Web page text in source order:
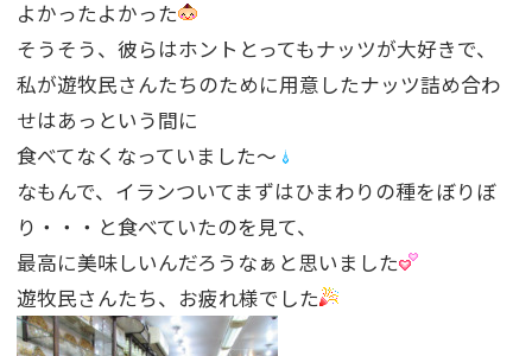
よかったよかった
そうそう、彼らはホントとってもナッツが大好きで、
私が遊牧民さんたちのために用意したナッツ詰め合わ
せはあっという間に
食べてなくなっていました〜
なもんで、イランついてまずはひまわりの種をぼりぼ
り・・・と食べていたのを見て、
最高に美味しいんだろうなぁと思いました
遊牧民さんたち、お疲れ様でした